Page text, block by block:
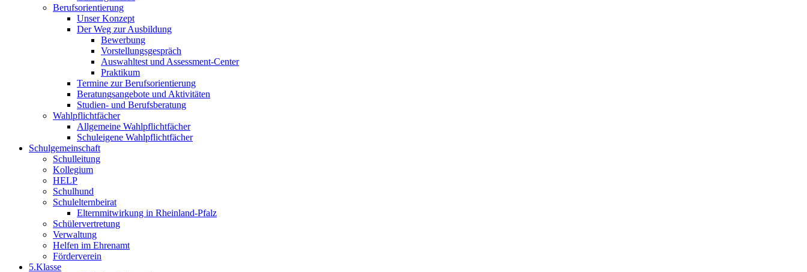
Berufsorientierung
Unser Konzept
Der Weg zur Ausbildung
Bewerbung
Vorstellungsgespräch
Auswahltest und Assessment-Center
Praktikum
Termine zur Berufsorientierung
Beratungsangebote und Aktivitäten
Studien- und Berufsberatung
Wahlpflichtfächer
Allgemeine Wahlpflichtfächer
Schuleigene Wahlpflichtfächer
Schulgemeinschaft
Schulleitung
Kollegium
HELP
Schulhund
Schulelternbeirat
Elternmitwirkung in Rheinland-Pfalz
Schülervertretung
Verwaltung
Helfen im Ehrenamt
Förderverein
5.Klasse